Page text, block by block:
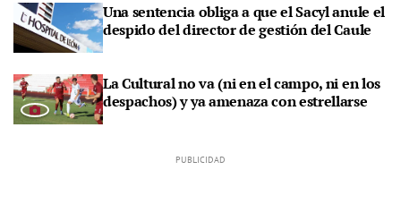
Una sentencia obliga a que el Sacyl anule el
despido del director de gestión del Caule
La Cultural no va (ni en el campo, ni en los
despachos) y ya amenaza con estrellarse